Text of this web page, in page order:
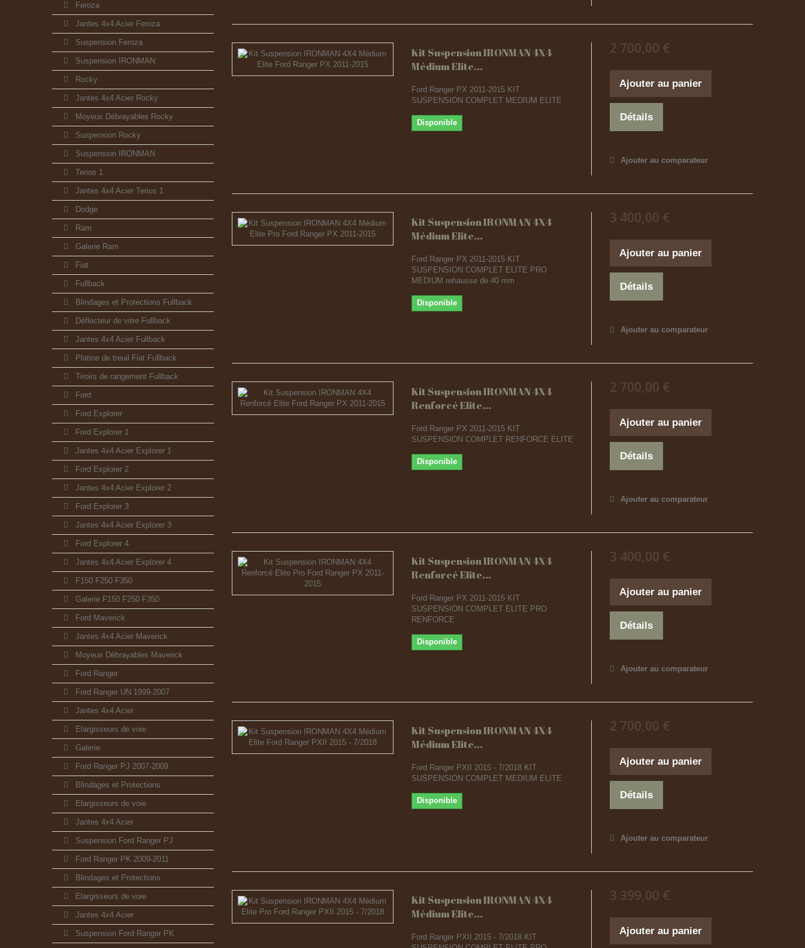
Feroza
Jantes 4x4 Acier Feroza
Suspension Feroza
Suspension IRONMAN
Rocky
Jantes 4x4 Acier Rocky
Moyeux Débrayables Rocky
Suspension Rocky
Suspension IRONMAN
Terios 1
Jantes 4x4 Acier Terios 1
Dodge
Ram
Galerie Ram
Fiat
Fullback
Blindages et Protections Fullback
Déflecteur de vitre Fullback
Jantes 4x4 Acier Fullback
Platine de treuil Fiat Fullback
Tiroirs de rangement Fullback
Ford
Ford Explorer
Ford Explorer 1
Jantes 4x4 Acier Explorer 1
Ford Explorer 2
Jantes 4x4 Acier Explorer 2
Ford Explorer 3
Jantes 4x4 Acier Explorer 3
Ford Explorer 4
Jantes 4x4 Acier Explorer 4
F150 F250 F350
Galerie F150 F250 F350
Ford Maverick
Jantes 4x4 Acier Maverick
Moyeux Débrayables Maverick
Ford Ranger
Ford Ranger UN 1999-2007
Jantes 4x4 Acier
Elargisseurs de voie
Galerie
Ford Ranger PJ 2007-2009
Blindages et Protections
Elargisseurs de voie
Jantes 4x4 Acier
Suspension Ford Ranger PJ
Ford Ranger PK 2009-2011
Blindages et Protections
Elargisseurs de voie
Jantes 4x4 Acier
Suspension Ford Ranger PK
Kit Suspension IRONMAN 4X4
Médium Elite...
Ford Ranger PX 2011-2015 KIT
SUSPENSION COMPLET MEDIUM ELITE
Disponible
2 700,00 €
Ajouter au panier
Détails
Ajouter au comparateur
Kit Suspension IRONMAN 4X4
Médium Elite...
Ford Ranger PX 2011-2015 KIT
SUSPENSION COMPLET ELITE PRO
MEDIUM rehausse de 40 mm
Disponible
3 400,00 €
Ajouter au panier
Détails
Ajouter au comparateur
Kit Suspension IRONMAN 4X4
Renforcé Elite...
Ford Ranger PX 2011-2015 KIT
SUSPENSION COMPLET RENFORCE ELITE
Disponible
2 700,00 €
Ajouter au panier
Détails
Ajouter au comparateur
Kit Suspension IRONMAN 4X4
Renforcé Elite...
Ford Ranger PX 2011-2015 KIT
SUSPENSION COMPLET ELITE PRO
RENFORCE
Disponible
3 400,00 €
Ajouter au panier
Détails
Ajouter au comparateur
Kit Suspension IRONMAN 4X4
Médium Elite...
Ford Ranger PXII 2015 - 7/2018 KIT
SUSPENSION COMPLET MEDIUM ELITE
Disponible
2 700,00 €
Ajouter au panier
Détails
Ajouter au comparateur
Kit Suspension IRONMAN 4X4
Médium Elite...
Ford Ranger PXII 2015 - 7/2018 KIT
3 399,00 €
Ajouter au panier